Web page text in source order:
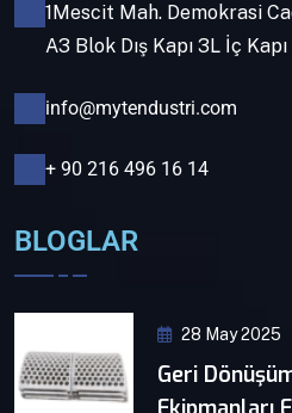
1Mescit Mah. Demokrasi
A3 Blok Dış Kapı 3L İç
info@mytendustri.com
+ 90 216 496 16 14
BLOGLAR
28 May 2025
Geri